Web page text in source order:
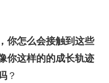
你怎么会接触到这些
你这样的的成长轨迹
？